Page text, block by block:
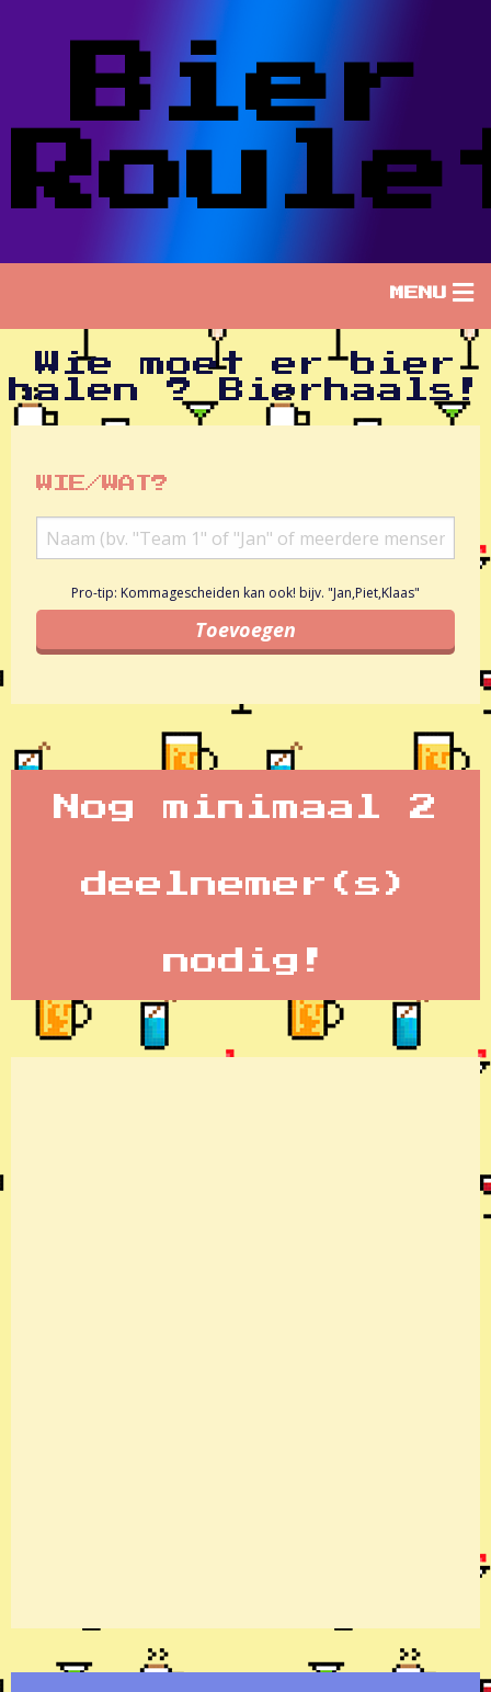
Bier
MENU
Wie moet er bier
halen ? Bierhaals!
WIE/WAT?
Pro-tip: Kommagescheiden kan ook! bijv. "Jan,Piet,Klaas"
Nog minimaal 2
deelnemer(s)
nodig!